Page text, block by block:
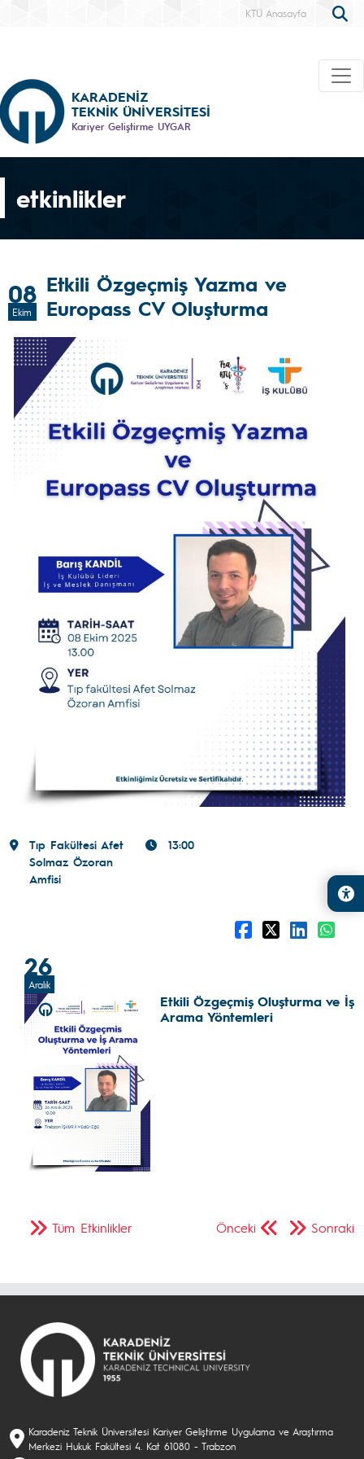
KTÜ Anasayfa
KARADENİZ
TEKNİK ÜNİVERSİTESİ
Kariyer Geliştirme UYGAR
etkinlikler
08
Ekim
Etkili Özgeçmiş Yazma ve
Europass CV Oluşturma
Tıp Fakültesi Afet
Solmaz Özoran
Amfisi
13:00
26
Aralık
Etkili Özgeçmiş Oluşturma ve İş
Arama Yöntemleri
Önceki Sonraki
Tüm Etkinlikler
Karadeniz Teknik Üniversitesi Kariyer Geliştirme Uygulama ve Araştırma
Merkezi Hukuk Fakültesi 4. Kat 61080 - Trabzon